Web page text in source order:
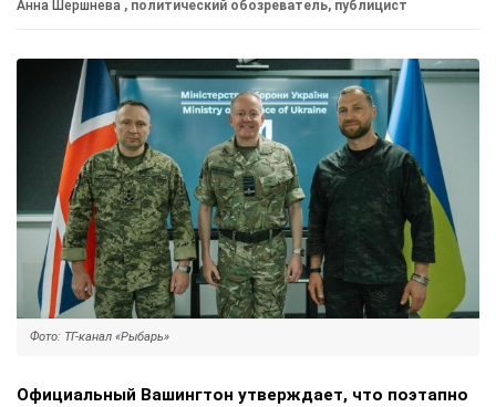
Анна Шершнева , политический обозреватель, публицист
Фото: ТГ-канал «Рыбарь»
Официальный Вашингтон утверждает, что поэтапно